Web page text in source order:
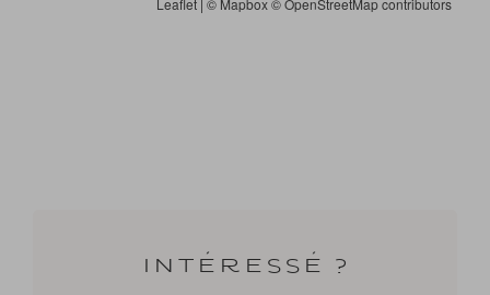
Leaflet | © Mapbox©OpenStreetMap contributors
Intéressé ?